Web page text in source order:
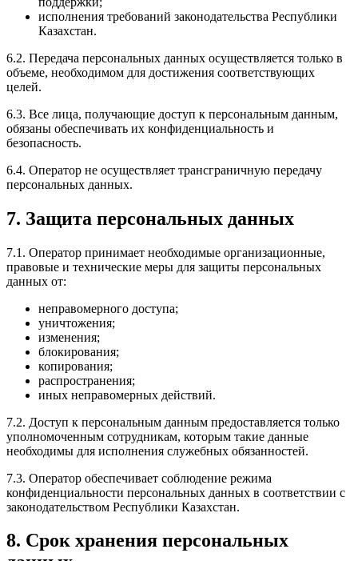
исполнения требований законодательства Республики
Казахстан.
6.2. Передача персональных данных осуществляется только в
объеме, необходимом для достижения соответствующих
целей.
6.3. Все лица, получающие доступ к персональным данным,
обязаны обеспечивать их конфиденциальность и
безопасность.
6.4. Оператор не осуществляет трансграничную передачу
персональных данных.
7. Защита персональных данных
7.1. Оператор принимает необходимые организационные,
правовые и технические меры для защиты персональных
данных от:
неправомерного доступа;
уничтожения;
изменения;
блокирования;
копирования;
распространения;
иных неправомерных действий.
7.2. Доступ к персональным данным предоставляется только
уполномоченным сотрудникам, которым такие данные
необходимы для исполнения служебных обязанностей.
7.3. Оператор обеспечивает соблюдение режима
конфиденциальности персональных данных в соответствии с
законодательством Республики Казахстан.
8. Срок хранения персональных